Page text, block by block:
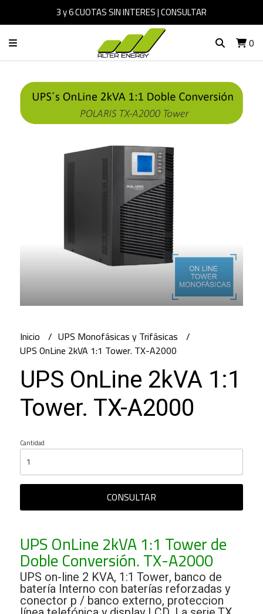
3 y 6 CUOTAS SIN INTERES | CONSULTAR
0
Inicio
UPS Monofásicas y Trifásicas
UPS OnLine 2kVA 1:1 Tower. TX-A2000
UPS OnLine 2kVA 1:1
Tower. TX-A2000
Cantidad
CONSULTAR
UPS OnLine 2kVA 1:1 Tower de
Doble Conversión. TX-A2000
UPS on-line 2 KVA, 1:1 Tower, banco de
batería Interno con baterías reforzadas y
conector p / banco externo, proteccion